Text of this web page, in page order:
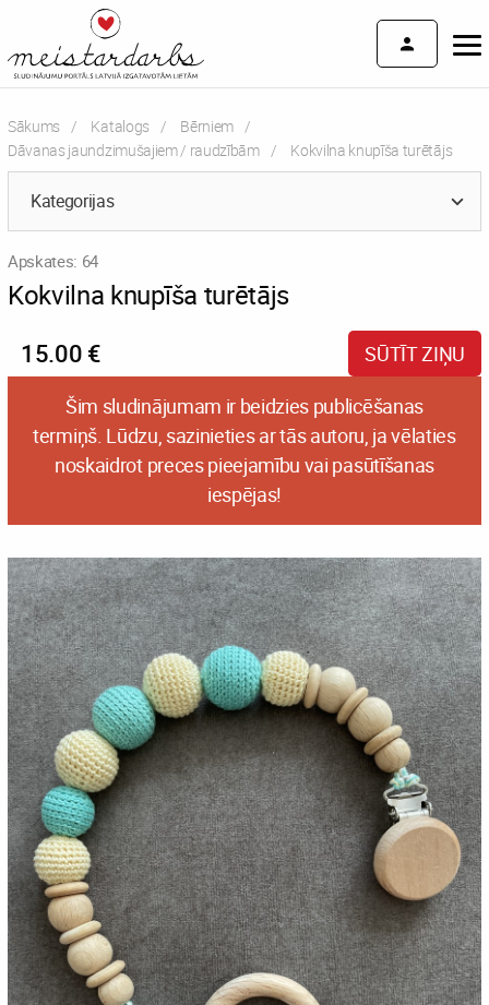
Sākums Katalogs
Bērniem
Dāvanas jaundzimušajiem / raudzībām
Current:
Kokvilna knupīša turētājs
Kategorijas
Apskates: 64
Kokvilna knupīša turētājs
15.00 €
SŪTĪT ZIŅU
Šim sludinājumam ir beidzies publicēšanas
termiņš. Lūdzu, sazinieties ar tās autoru, ja vēlaties
noskaidrot preces pieejamību vai pasūtīšanas
iespējas!